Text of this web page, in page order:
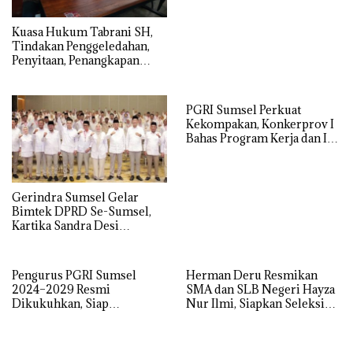
‎Kuasa Hukum Tabrani SH,
Tindakan Penggeledahan,
Penyitaan, Penangkapan
Melalui Mekanisme
Praperadilan
Gerindra Sumsel Gelar
Bimtek DPRD Se-Sumsel,
Kartika Sandra Desi
PGRI Sumsel Perkuat
Kekompakan, Konkerprov I
Bahas Program Kerja dan Isu
Pengurus PGRI Sumsel
2024–2029 Resmi
Dikukuhkan, Siap
Herman Deru Resmikan
SMA dan SLB Negeri Hayza
Nur Ilmi, Siapkan Seleksi